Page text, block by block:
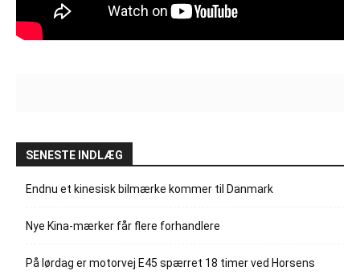
SENESTE INDLÆG
Endnu et kinesisk bilmærke kommer til Danmark
Nye Kina-mærker får flere forhandlere
På lørdag er motorvej E45 spærret 18 timer ved Horsens